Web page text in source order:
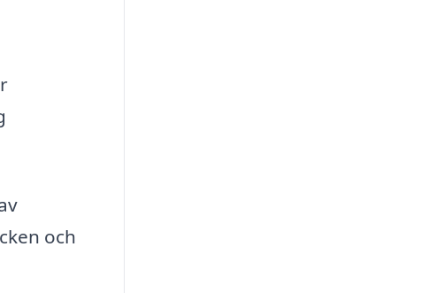
och